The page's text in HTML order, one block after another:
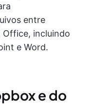
entre
incluindo
e Word.
e do